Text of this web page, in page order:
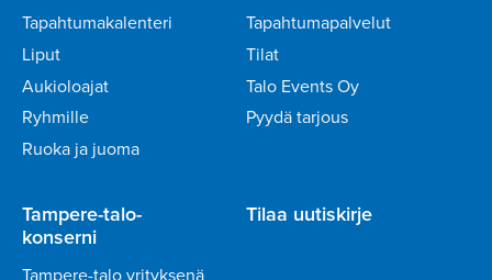
Tapahtumakalenteri
Liput
Aukioloajat
Ryhmille
Ruoka ja juoma
Tapahtumapalvelut
Tilat
Talo Events Oy
Pyydä tarjous
Tampere-talo-
konserni
Tilaa uutiskirje